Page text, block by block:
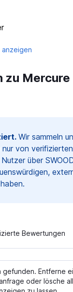
anzeigen
zu
Wir sammeln
von
über
Bewertungen
Entferne
oder lösche